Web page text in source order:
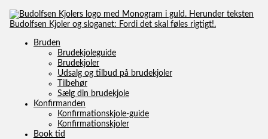
Bruden
Brudekjoleguide
Brudekjoler
Udsalg og tilbud på brudekjoler
Tilbehør
Sælg din brudekjole
Konfirmanden
Konfirmationskjole-guide
Konfirmationskjoler
Book tid
TILBAGE TIL OVERSIGTEN